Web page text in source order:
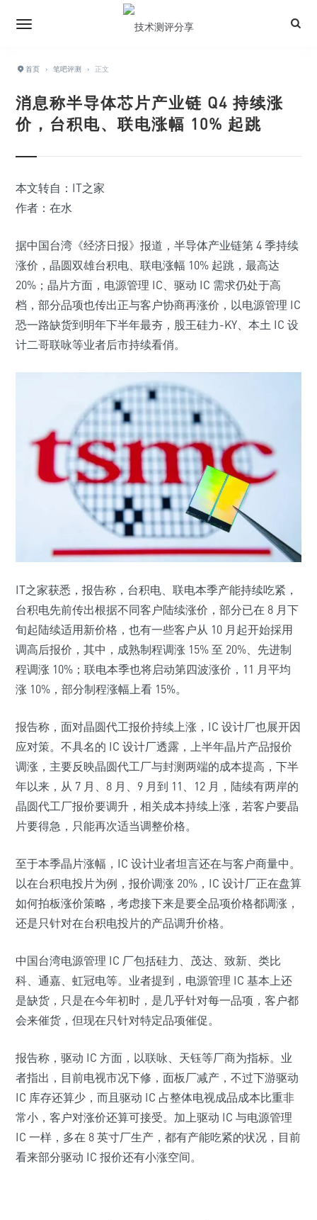
首页 › 笔吧评测 › 正文
消息称半导体芯片产业链 Q4 持续涨
价，台积电、联电涨幅 10% 起跳
本文转自：IT之家
作者：在水
据中国台湾《经济日报》报道，半导体产业链第 4 季持续
涨价，晶圆双雄台积电、联电涨幅 10% 起跳，最高达
20%；晶片方面，电源管理 IC、驱动 IC 需求仍处于高
档，部分品项也传出正与客户协商再涨价，以电源管理 IC
恐一路缺货到明年下半年最夯，股王硅力-KY、本土 IC 设
计二哥联咏等业者后市持续看俏。
IT之家获悉，报告称，台积电、联电本季产能持续吃紧，
台积电先前传出根据不同客户陆续涨价，部分已在 8 月下
旬起陆续适用新价格，也有一些客户从 10 月起开始採用
调高后报价，其中，成熟制程调涨 15% 至 20%、先进制
程调涨 10%；联电本季也将启动第四波涨价，11 月平均
涨 10%，部分制程涨幅上看 15%。
报告称，面对晶圆代工报价持续上涨，IC 设计厂也展开因
应对策。不具名的 IC 设计厂透露，上半年晶片产品报价
调涨，主要反映晶圆代工厂与封测两端的成本提高，下半
年以来，从 7 月、8 月、9 月到 11、12 月，陆续有两岸的
晶圆代工厂报价要调升，相关成本持续上涨，若客户要晶
片要得急，只能再次适当调整价格。
至于本季晶片涨幅，IC 设计业者坦言还在与客户商量中。
以在台积电投片为例，报价调涨 20%，IC 设计厂正在盘算
如何拍板涨价策略，考虑接下来是要全品项价格都调涨，
还是只针对在台积电投片的产品调升价格。
中国台湾电源管理 IC 厂包括硅力、茂达、致新、类比
科、通嘉、虹冠电等。业者提到，电源管理 IC 基本上还
是缺货，只是在今年初时，是几乎针对每一品项，客户都
会来催货，但现在只针对特定品项催促。
报告称，驱动 IC 方面，以联咏、天钰等厂商为指标。业
者指出，目前电视市况下修，面板厂减产，不过下游驱动
IC 库存还算少，而且驱动 IC 占整体电视成品成本比重非
常小，客户对涨价还算可接受。加上驱动 IC 与电源管理
IC 一样，多在 8 英寸厂生产，都有产能吃紧的状况，目前
看来部分驱动 IC 报价还有小涨空间。